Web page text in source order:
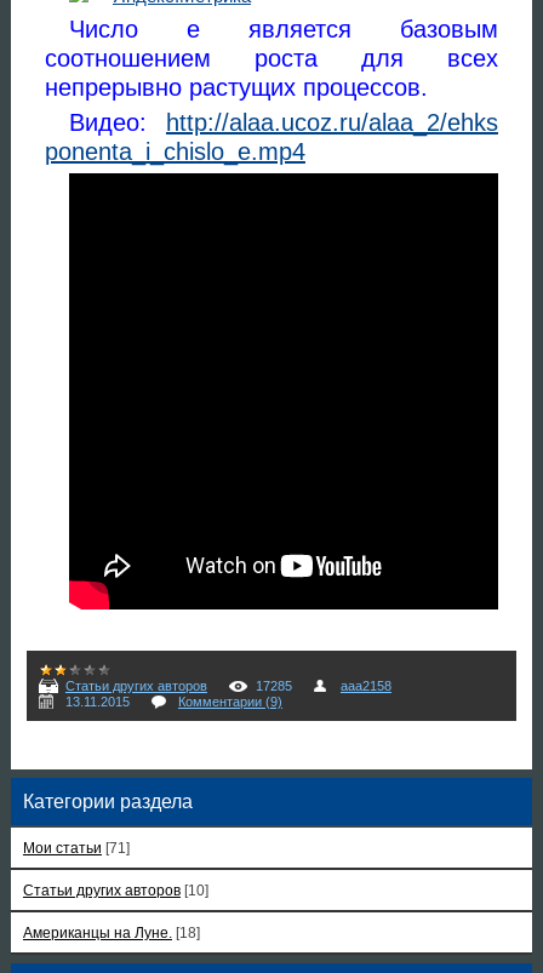
Число е является базовым
соотношением роста для всех
непрерывно растущих процессов.
Видео: http://alaa.ucoz.ru/alaa_2/ehks
ponenta_i_chislo_e.mp4
Статьи других авторов 17285
aaa2158
13.11.2015
Комментарии (9)
Категории раздела
Мои статьи [71]
Статьи других авторов [10]
Американцы на Луне. [18]